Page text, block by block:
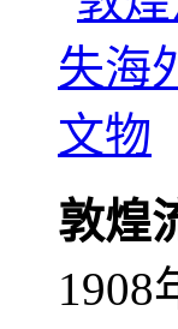
敦煌
1908